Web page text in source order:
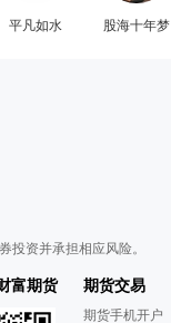
平凡如水 股海十年梦
投资并承担相应风险。
富期货 期货交易
期货手机开户